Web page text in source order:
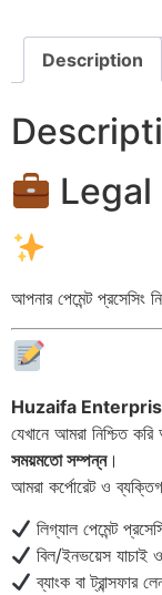
Description
আপনার পেমেন্ট প্রসেসিং
Huzaifa
যেখানে আমরা নিশ্চিত
সময়মতো সম্পন্ন।
আমরা কর্পোরেট ও
লিগ্যাল পেমেন্ট
বিল/ইনভয়েস যাচাই
ব্যাংক বা ট্রান্সফার